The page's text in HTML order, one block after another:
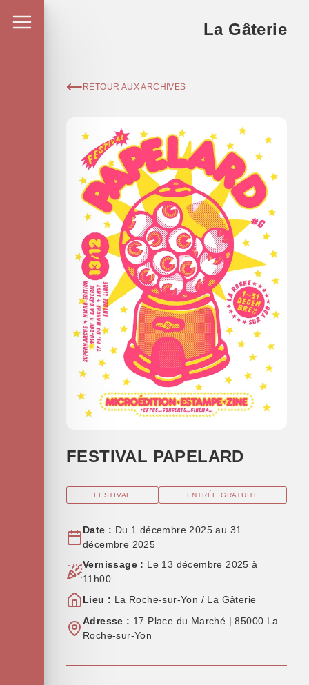
La Gâterie
RETOUR AUX ARCHIVES
FESTIVAL PAPELARD
FESTIVAL ENTRÉE GRATUITE
Date : Du 1 décembre 2025 au 31
décembre 2025
Vernissage : Le 13 décembre 2025 à
11h00
Lieu : La Roche-sur-Yon / La Gâterie
Adresse : 17 Place du Marché | 85000 La
Roche-sur-Yon